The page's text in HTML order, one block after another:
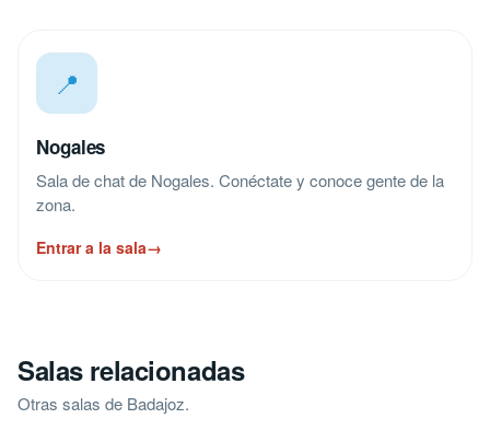
📍
Nogales
Sala de chat de Nogales. Conéctate y conoce gente de la
zona.
Entrar a la sala→
Salas relacionadas
Otras salas de Badajoz.